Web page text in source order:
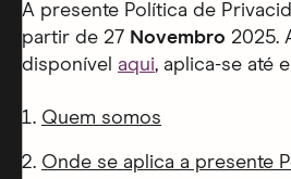
A presente Política de
partir de 27 Novembro 2025.
disponível aqui, aplica-se até
Quem somos
Onde se aplica a presente